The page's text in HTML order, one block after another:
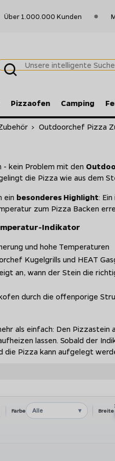
Über 1.000.000 Kunden
Pizzaofen Camping
> Outdoorchef Pizza
kein Problem mit den
die Pizza wie aus dem
ein besonderes Highlight:
zum Pizza Backen
Indikator
und hohe Temperaturen
Kugelgrills und HEAT
an, wann der Stein die
durch die offenporige
als einfach: Den Pizzastein
lassen. Sobald der
Pizza kann aufgelegt
wird
einem Pizzaschieber und
Farbe Alle Breite